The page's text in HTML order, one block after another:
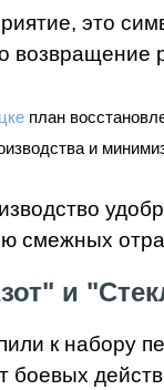
это
план
и
и
к набору
боевых